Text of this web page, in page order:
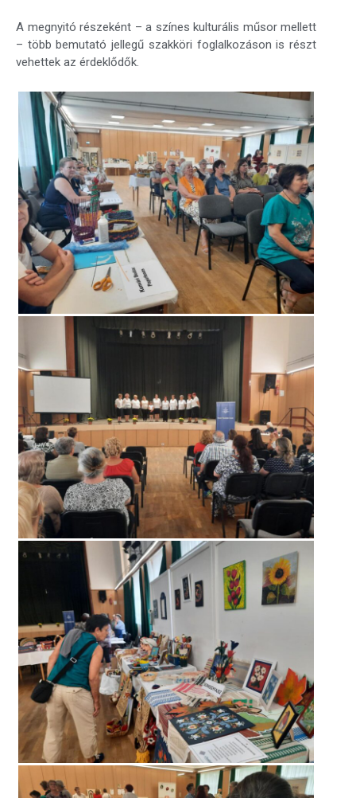
A megnyitó részeként – a színes kulturális műsor mellett
– több bemutató jellegű szakköri foglalkozáson is részt
vehettek az érdeklődők.